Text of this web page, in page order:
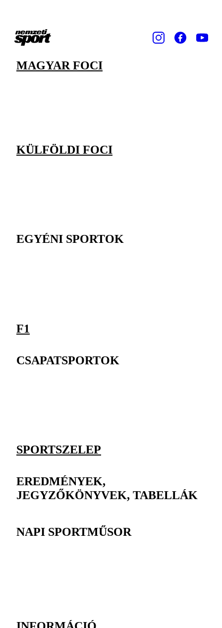
MAGYAR FOCI
KÜLFÖLDI FOCI
EGYÉNI SPORTOK
F1
CSAPATSPORTOK
SPORTSZELEP
EREDMÉNYEK,
JEGYZŐKÖNYVEK, TABELLÁK
NAPI SPORTMŰSOR